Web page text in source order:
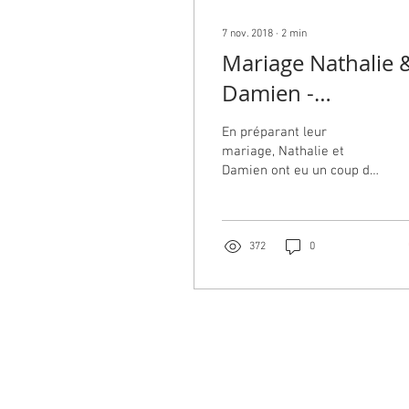
7 nov. 2018 ∙ 2 min
Mariage Nathalie
Damien -
Montrouge (92) &
Fontainebleau (77)
En préparant leur
mariage, Nathalie et
Damien ont eu un coup de
372 0